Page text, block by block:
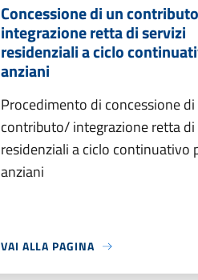
Concessione di un
integrazione retta di servizi
residenziali a ciclo
anziani
Procedimento di concessione
contributo/ integrazione retta di
residenziali a ciclo continuativo
anziani
VAI ALLA PAGINA